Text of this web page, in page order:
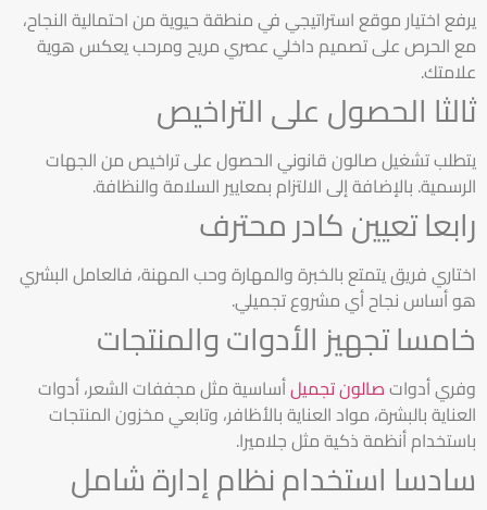
يرفع اختيار موقع استراتيجي في منطقة حيوية من احتمالية النجاح،
مع الحرص على تصميم داخلي عصري مريح ومرحب يعكس هوية
علامتك.
ثالثا الحصول على التراخيص
يتطلب تشغيل صالون قانوني الحصول على تراخيص من الجهات
الرسمية. بالإضافة إلى الالتزام بمعايير السلامة والنظافة.
رابعا تعيين كادر محترف
اختاري فريق يتمتع بالخبرة والمهارة وحب المهنة، فالعامل البشري
هو أساس نجاح أي مشروع تجميلي.
خامسا تجهيز الأدوات والمنتجات
وفري أدواتصالون تجميلأساسية مثل مجففات الشعر، أدوات
العناية بالبشرة، مواد العناية بالأظافر، وتابعي مخزون المنتجات
باستخدام أنظمة ذكية مثل جلاميرا.
سادسا استخدام نظام إدارة شامل